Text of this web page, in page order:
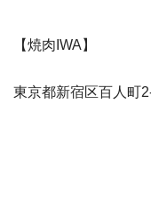
【焼肉IWA】
東京都新宿区百人町